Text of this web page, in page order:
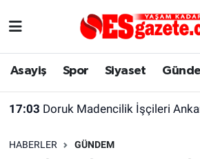
Asayiş Spor Siyaset
17:03 Doruk Madencilik İşçileri
HABERLER GÜNDEM
Asayiş
Yaşam
Eskişehir Nöbetçi Eczaneler